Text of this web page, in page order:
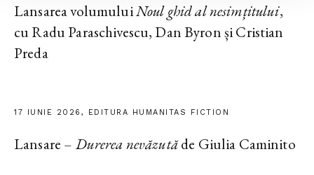
Lansarea volumuluiNoul ghid al nesimțitului,
cu Radu Paraschivescu, Dan Byron și Cristian
Preda
17 IUNIE 2026, EDITURA HUMANITAS FICTION
Lansare – Durerea nevăzutăde Giulia Caminito